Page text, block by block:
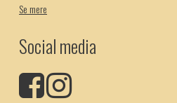
Se mere
Social media